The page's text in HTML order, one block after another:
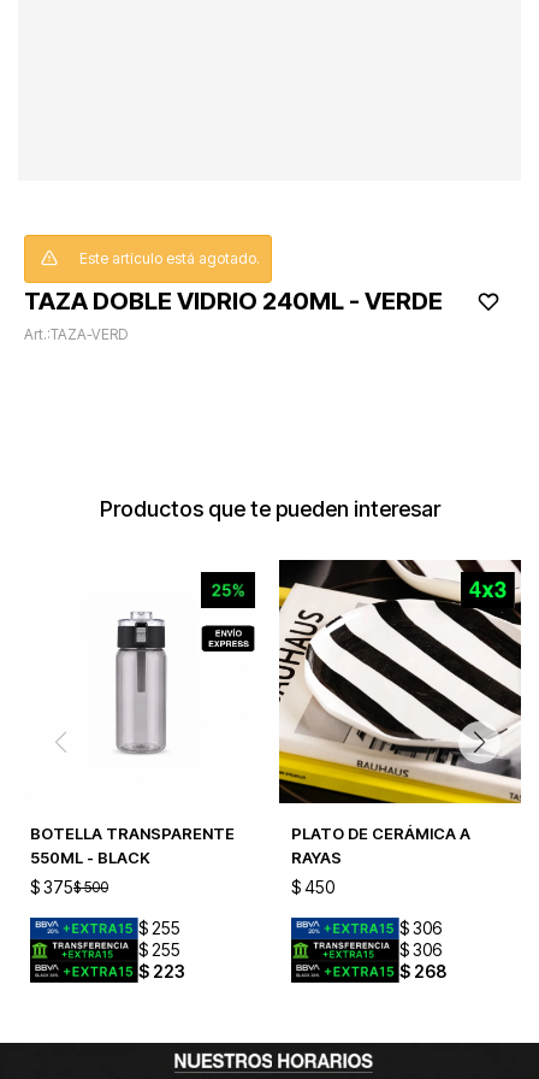
TAZA DOBLE VIDRIO 240ML - VERDE
TAZA-VERD
Este artículo está agotado.
Productos que te pueden interesar
BOTELLA TRANSPARENTE
550ML - BLACK
$375$ 500
$ 255
$ 255
$ 223
PLATO DE CERÁMICA A
RAYAS
$ 450
$ 306
$ 306
$ 268